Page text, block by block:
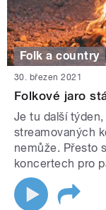
Folk a country
30. březen 2021
Folkové jaro
Je tu další
streamovaných
nemůže. Přesto
koncertech pro